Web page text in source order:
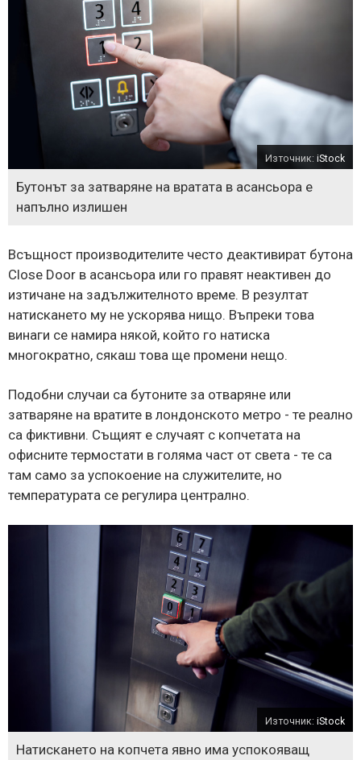
Източник: iStock
Бутонът за затваряне на вратата в асансьора е
напълно излишен
Всъщност производителите често деактивират бутона
Close Door в асансьора или го правят неактивен до
изтичане на задължителното време. В резултат
натискането му не ускорява нищо. Въпреки това
винаги се намира някой, който го натиска
многократно, сякаш това ще промени нещо.
Подобни случаи са бутоните за отваряне или
затваряне на вратите в лондонското метро - те реално
са фиктивни. Същият е случаят с копчетата на
офисните термостати в голяма част от света - те са
там само за успокоение на служителите, но
температурата се регулира централно.
Източник: iStock
Натискането на копчета явно има успокояващ